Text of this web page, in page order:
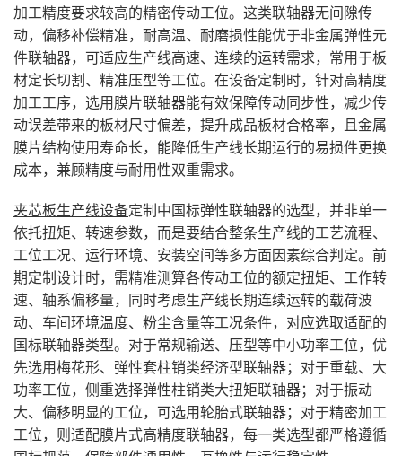
加工精度要求较高的精密传动工位。这类联轴器无间隙传
动，偏移补偿精准，耐高温、耐磨损性能优于非金属弹性元
件联轴器，可适应生产线高速、连续的运转需求，常用于板
材定长切割、精准压型等工位。在设备定制时，针对高精度
加工工序，选用膜片联轴器能有效保障传动同步性，减少传
动误差带来的板材尺寸偏差，提升成品板材合格率，且金属
膜片结构使用寿命长，能降低生产线长期运行的易损件更换
成本，兼顾精度与耐用性双重需求。
夹芯板生产线设备定制中国标弹性联轴器的选型，并非单一
依托扭矩、转速参数，而是要结合整条生产线的工艺流程、
工位工况、运行环境、安装空间等多方面因素综合判定。前
期定制设计时，需精准测算各传动工位的额定扭矩、工作转
速、轴系偏移量，同时考虑生产线长期连续运转的载荷波
动、车间环境温度、粉尘含量等工况条件，对应选取适配的
国标联轴器类型。对于常规输送、压型等中小功率工位，优
先选用梅花形、弹性套柱销类经济型联轴器；对于重载、大
功率工位，侧重选择弹性柱销类大扭矩联轴器；对于振动
大、偏移明显的工位，可选用轮胎式联轴器；对于精密加工
工位，则适配膜片式高精度联轴器，每一类选型都严格遵循